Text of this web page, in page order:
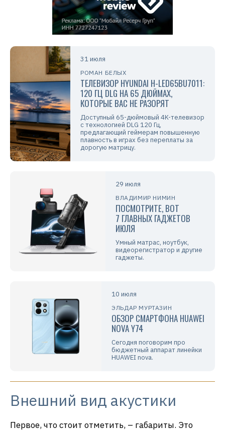
31 июля
РОМАН БЕЛЫХ
ТЕЛЕВИЗОР HYUNDAI H-LED65BU7011:
120 ГЦ DLG НА 65 ДЮЙМАХ,
КОТОРЫЕ ВАС НЕ РАЗОРЯТ
Доступный 65-дюймовый 4K-телевизор
с технологией DLG 120 Гц,
предлагающий геймерам повышенную
плавность в играх без переплаты за
дорогую матрицу.
29 июля
ВЛАДИМИР НИМИН
ПОСМОТРИТЕ, ВОТ
7 ГЛАВНЫХ ГАДЖЕТОВ
ИЮЛЯ
Умный матрас, ноутбук,
видеорегистратор и другие
гаджеты.
10 июля
ЭЛЬДАР МУРТАЗИН
ОБЗОР СМАРТФОНА HUAWEI
NOVA Y74
Сегодня поговорим про
бюджетный аппарат линейки
HUAWEI nova.
Внешний вид акустики
Первое, что стоит отметить, – габариты. Это